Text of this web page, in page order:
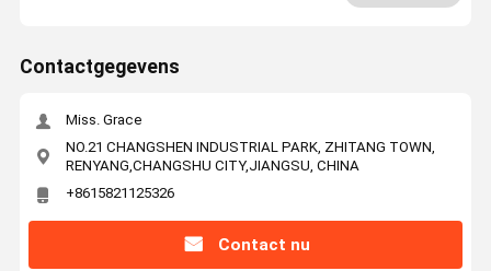
Contactgegevens
Miss. Grace
NO.21 CHANGSHEN INDUSTRIAL PARK, ZHITANG TOWN,
RENYANG,CHANGSHU CITY,JIANGSU, CHINA
+8615821125326
Contact nu